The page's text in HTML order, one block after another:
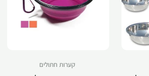
קערות חתולים